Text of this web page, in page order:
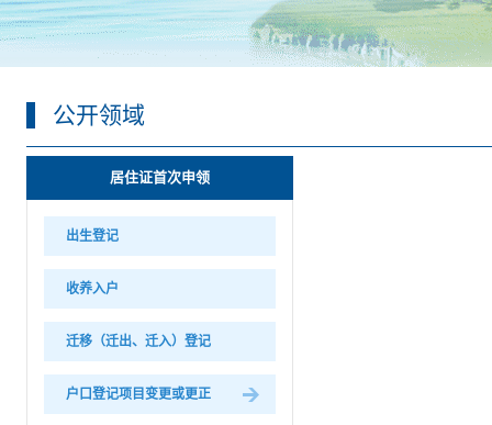
公开领域
居住证首次申领
出生登记
收养入户
迁移（迁出、迁入）登记
户口登记项目变更或更正